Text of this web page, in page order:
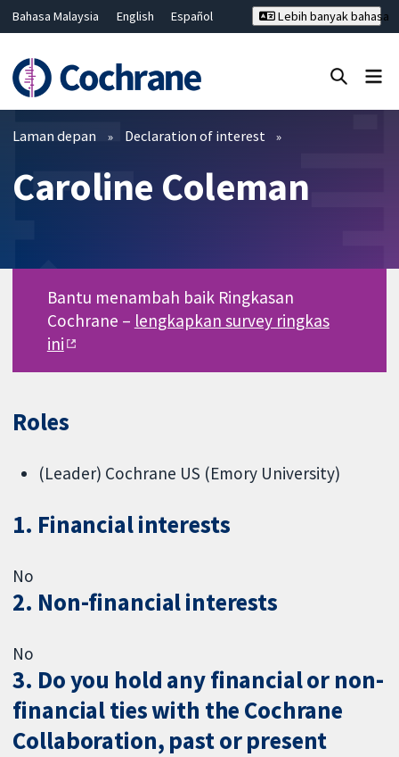
Bahasa Malaysia English
Español
Hrvatski
Deutsch ไทย
繁體中文
简体中文
Lebih banyak bahasa
Penapis
Laman depan Declaration of interest
Caroline Coleman
Bantu menambah baik Ringkasan
Cochrane – lengkapkan survey ringkas
ini
Roles
(Leader) Cochrane US (Emory University)
1. Financial interests
No
2. Non-financial interests
No
3. Do you hold any financial or non-
financial ties with the Cochrane
Collaboration, past or present